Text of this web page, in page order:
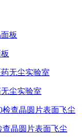
尘实验室
查晶圆片表面飞尘